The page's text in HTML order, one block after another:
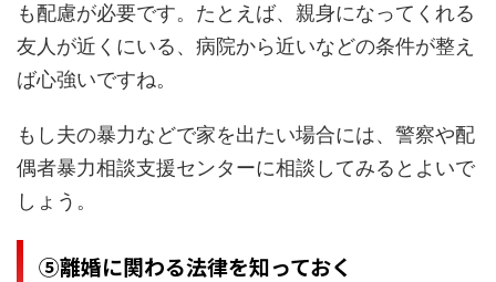
も配慮が必要です。たとえば、親身になってくれる
友人が近くにいる、病院から近いなどの条件が整え
ば心強いですね。
もし夫の暴力などで家を出たい場合には、警察や配
偶者暴力相談支援センターに相談してみるとよいで
しょう。
⑤離婚に関わる法律を知っておく